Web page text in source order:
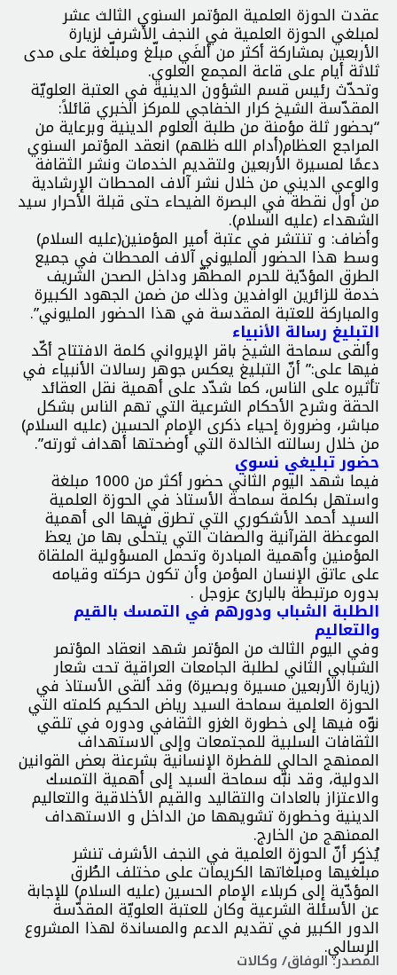
عقدت الحوزة العلمية المؤتمر السنوي الثالث عشر
لمبلغي الحوزة العلمية في النجف الأشرف لزيارة
الأربعين بمشاركة أكثر من ألفَي مبلّغ ومبلّغة على مدى
ثلاثة أيام على قاعة المجمع العلوي.
وتحدّث رئيس قسم الشؤون الدينية في العتبة العلويّة
المقدّسة الشيخ كرار الخفاجي للمركز الخبري قائلاً:
“بحضور ثلة مؤمنة من طلبة العلوم الدينية وبرعاية من
المراجع العظام(أدام الله ظلهم) انعقد المؤتمر السنوي
دعمًا لمسيرة الأربعين ولتقديم الخدمات ونشر الثقافة
والوعي الديني من خلال نشر آلاف المحطات الإرشادية
من أول نقطة في البصرة الفيحاء حتى قبلة الأحرار سيد
الشهداء (عليه السلام).
وأضاف: و تنتشر في عتبة أمير المؤمنين(عليه السلام)
وسط هذا الحضور المليوني آلاف المحطات في جميع
الطرق المؤدّية للحرم المطهّر وداخل الصحن الشريف
خدمة للزائرين الوافدين وذلك من ضمن الجهود الكبيرة
والمباركة للعتبة المقدسة في هذا الحضور المليوني”.
التبليغ رسالة الأنبياء
وألقى سماحة الشيخ باقر الإيرواني كلمة الافتتاح أكّد
فيها على:” أنّ التبليغ يعكس جوهر رسالات الأنبياء في
تأثيره على الناس، كما شدّد على أهمية نقل العقائد
الحقة وشرح الأحكام الشرعية التي تهم الناس بشكل
مباشر، وضرورة إحياء ذكرى الإمام الحسين (عليه السلام)
من خلال رسالته الخالدة التي أوضحتها أهداف ثورته”.
حضور تبليغي نسوي
فيما شهد اليوم الثاني حضور أكثر من 1000 مبلغة
واستهل بكلمة سماحة الأستاذ في الحوزة العلمية
السيد أحمد الأشكوري التي تطرق فيها الى أهمية
الموعظة القرآنية والصفات التي يتحلّى بها من يعظ
المؤمنين وأهمية المبادرة وتحمل المسؤولية الملقاة
على عاتق الإنسان المؤمن وأن تكون حركته وقيامه
بدوره مرتبطة بالبارئ عزوجل .
الطلبة الشباب ودورهم في التمسك بالقيم
والتعاليم
وفي اليوم الثالث من المؤتمر شهد انعقاد المؤتمر
الشبابي الثاني لطلبة الجامعات العراقية تحت شعار
(زيارة الأربعين مسيرة وبصيرة) وقد ألقى الأستاذ في
الحوزة العلمية سماحة السيد رياض الحكيم كلمته التي
نوّه فيها إلى خطورة الغزو الثقافي ودوره في تلقي
الثقافات السلبية للمجتمعات وإلى الاستهداف
الممنهج الحالي للفطرة الإنسانية بشرعنة بعض القوانين
الدولية، وقد نبّه سماحة السيد إلى أهمية التمسك
والاعتزاز بالعادات والتقاليد والقيم الأخلاقية والتعاليم
الدينية وخطورة تشويهها من الداخل و الاستهداف
الممنهج من الخارج.
يُذكر أنّ الحوزة العلمية في النجف الأشرف تنشر
مبلّغيها ومبلّغاتها الكريمات على مختلف الطُرق
المؤدّية إلى كربلاء الإمام الحسين (عليه السلام) للإجابة
عن الأسئلة الشرعية وكان للعتبة العلويّة المقدّسة
الدور الكبير في تقديم الدعم والمساندة لهذا المشروع
الرسالي.
المصدر: الوفاق/ وكالات